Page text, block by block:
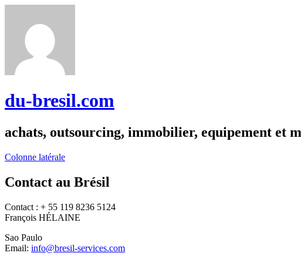
du-bresil.com
achats, outsourcing, immobilier, equipement et
Colonne latérale
Contact au Brésil
Contact : + 55 119 8236 5124
François HÉLAINE
Sao Paulo
Email: info@bresil-services.com